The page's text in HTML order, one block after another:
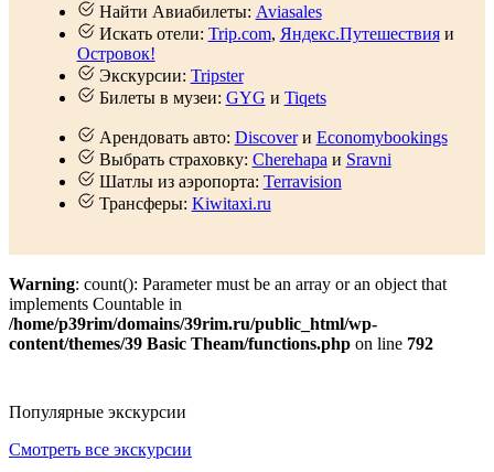
Найти Авиабилеты: Aviasales
Искать отели: Trip.com, Яндекс.Путешествияи
Островок!
Экскурсии: Tripster
Билеты в музеи: GYG и Tiqets
Арендовать авто: Discoverи Economybookings
Выбрать страховку: Cherehapa и Sravni
Шатлы из аэропорта: Terravision
Трансферы: Kiwitaxi.ru
Warning: count(): Parameter must be an array or an object that
implements Countable in
/home/p39rim/domains/39rim.ru/public_html/wp-
content/themes/39 Basic Theam/functions.php on line 792
Популярные экскурсии
Смотреть все экскурсии